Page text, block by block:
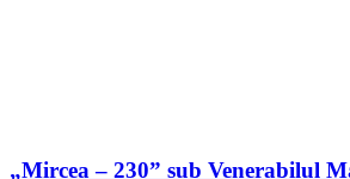
„Mircea – 230” sub Venerabilul